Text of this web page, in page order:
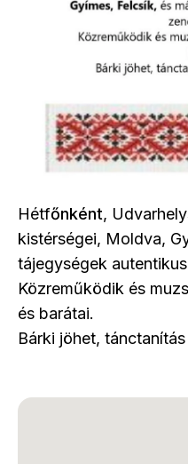
Hétfőnként,
kistérségei, Moldva,
tájegységek
Közreműködik és
és barátai.
Bárki jöhet,